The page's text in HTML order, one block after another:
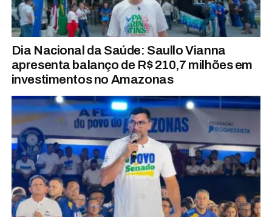
Dia Nacional da Saúde: Saullo Vianna
apresenta balanço de R$ 210,7 milhões em
investimentos no Amazonas